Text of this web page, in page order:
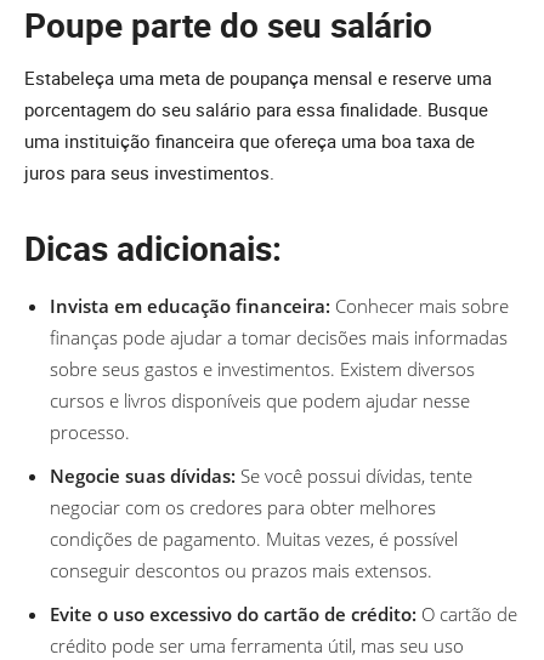
Poupe parte do seu salário
Estabeleça uma meta de poupança mensal e reserve uma
porcentagem do seu salário para essa finalidade. Busque
uma instituição financeira que ofereça uma boa taxa de
juros para seus investimentos.
Dicas adicionais:
Invista em educação financeira: Conhecer mais sobre
finanças pode ajudar a tomar decisões mais informadas
sobre seus gastos e investimentos. Existem diversos
cursos e livros disponíveis que podem ajudar nesse
processo.
Negocie suas dívidas: Se você possui dívidas, tente
negociar com os credores para obter melhores
condições de pagamento. Muitas vezes, é possível
conseguir descontos ou prazos mais extensos.
Evite o uso excessivo do cartão de crédito: O cartão de
crédito pode ser uma ferramenta útil, mas seu uso